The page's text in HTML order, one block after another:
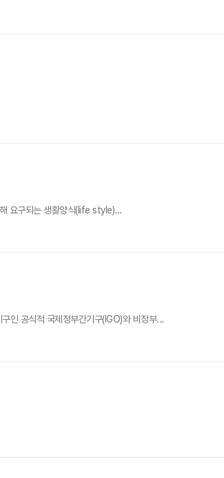
요구되는 생활양식(life style)...
인 공식적 국제정부간기구(IGO)와 비정부...